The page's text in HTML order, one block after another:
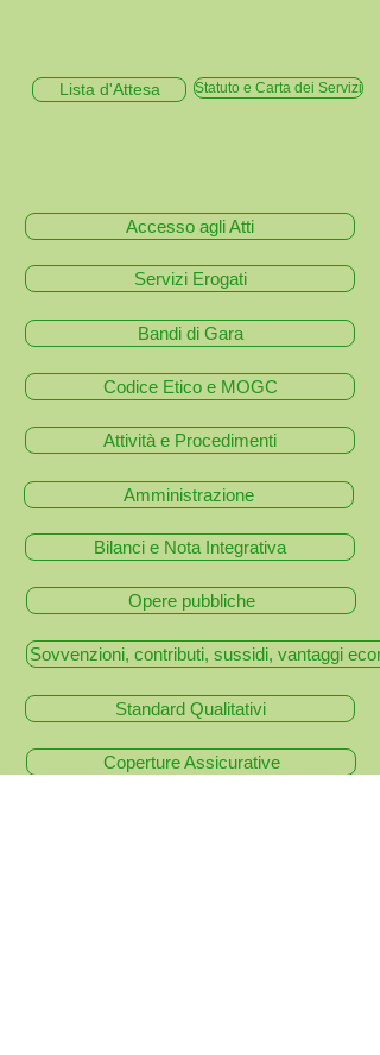
Lista d'Attesa Statuto e Carta dei Servizi
Accesso agli Atti
Servizi Erogati
Bandi di Gara
Codice Etico e MOGC
Attività e Procedimenti
Amministrazione
Bilanci e Nota Integrativa
Opere pubbliche
Sovvenzioni, contributi, sussidi, vantaggi
Standard Qualitativi
Coperture Assicurative